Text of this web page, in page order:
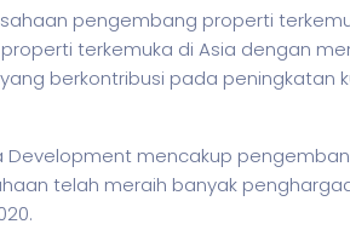
pengembang properti
terkemuka di Asia dengan
berkontribusi pada peningkatan
Development mencakup
telah meraih banyak